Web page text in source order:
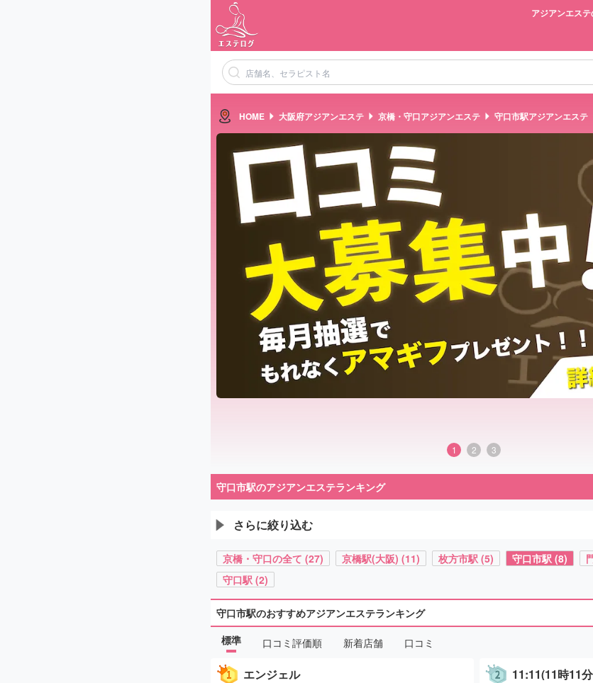
アジアンエス
HOME 大阪府アジアンエステ 京橋・守口アジアンエステ 守口市駅アジアンエステ
1 2 3
守口市駅のアジアンエステランキング
さらに絞り込む
京橋・守口の全て (27) 京橋駅(大阪) (11) 枚方市駅 (5) 守口市駅 (8)
守口駅 (2)
守口市駅のおすすめアジアンエステランキング
標準
口コミ評価順 新着店舗 口コミ
エンジェル 11:11(11時11